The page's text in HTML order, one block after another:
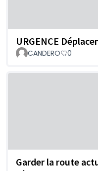
URGENCE
CANDERO 0
Garder la route